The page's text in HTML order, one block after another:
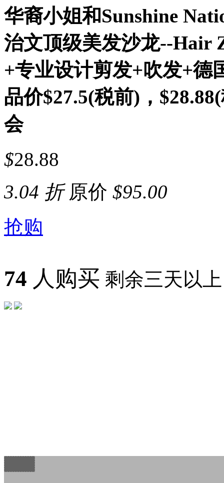
华裔小姐和Sunshine
治文顶级美发沙龙--Hair
+专业设计剪发+吹发+德
品价$27.5(税前)，
会
$28.88
3.04 折 原价 $95.00
抢购
74 人购买 剩余三天以上